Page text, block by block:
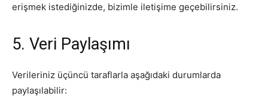
erişmek istediğinizde, bizimle iletişime geçebilirsiniz.
5. Veri Paylaşımı
Verileriniz üçüncü taraflarla aşağıdaki durumlarda
paylaşılabilir: